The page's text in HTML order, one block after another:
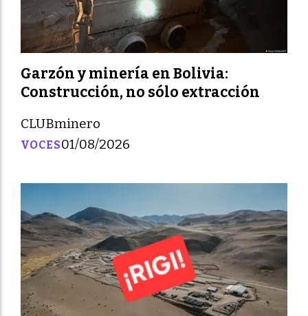
Garzón y minería en Bolivia:
Construcción, no sólo extracción
CLUBminero
VOCES01/08/2026